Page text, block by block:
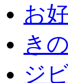
お
き
ジ